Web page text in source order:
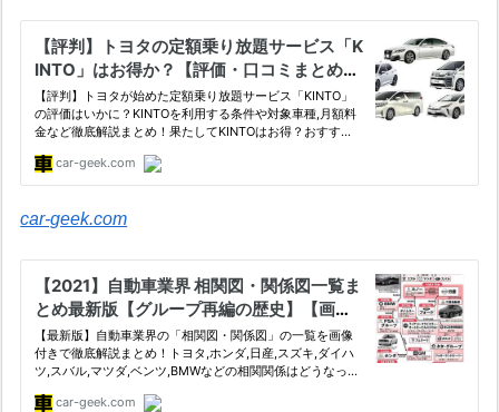
car-geek.com